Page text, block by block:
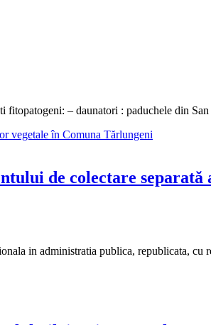
– daunatori : paduchele din
de colectare separată
in administratia publica, republicata,